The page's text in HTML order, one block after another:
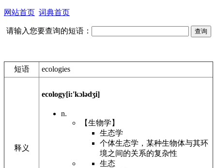
网站首页 词典首页
请输入您要查询的短语：
短语 ecologies
释义
ecology[i:'kɔlədʒi]
n.
【生物学】
生态学
个体生态学，某种生物体与其环
境之间的关系的复杂性
生态